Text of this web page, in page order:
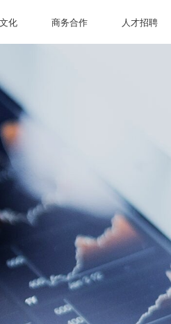
化 商务合作 人才招聘